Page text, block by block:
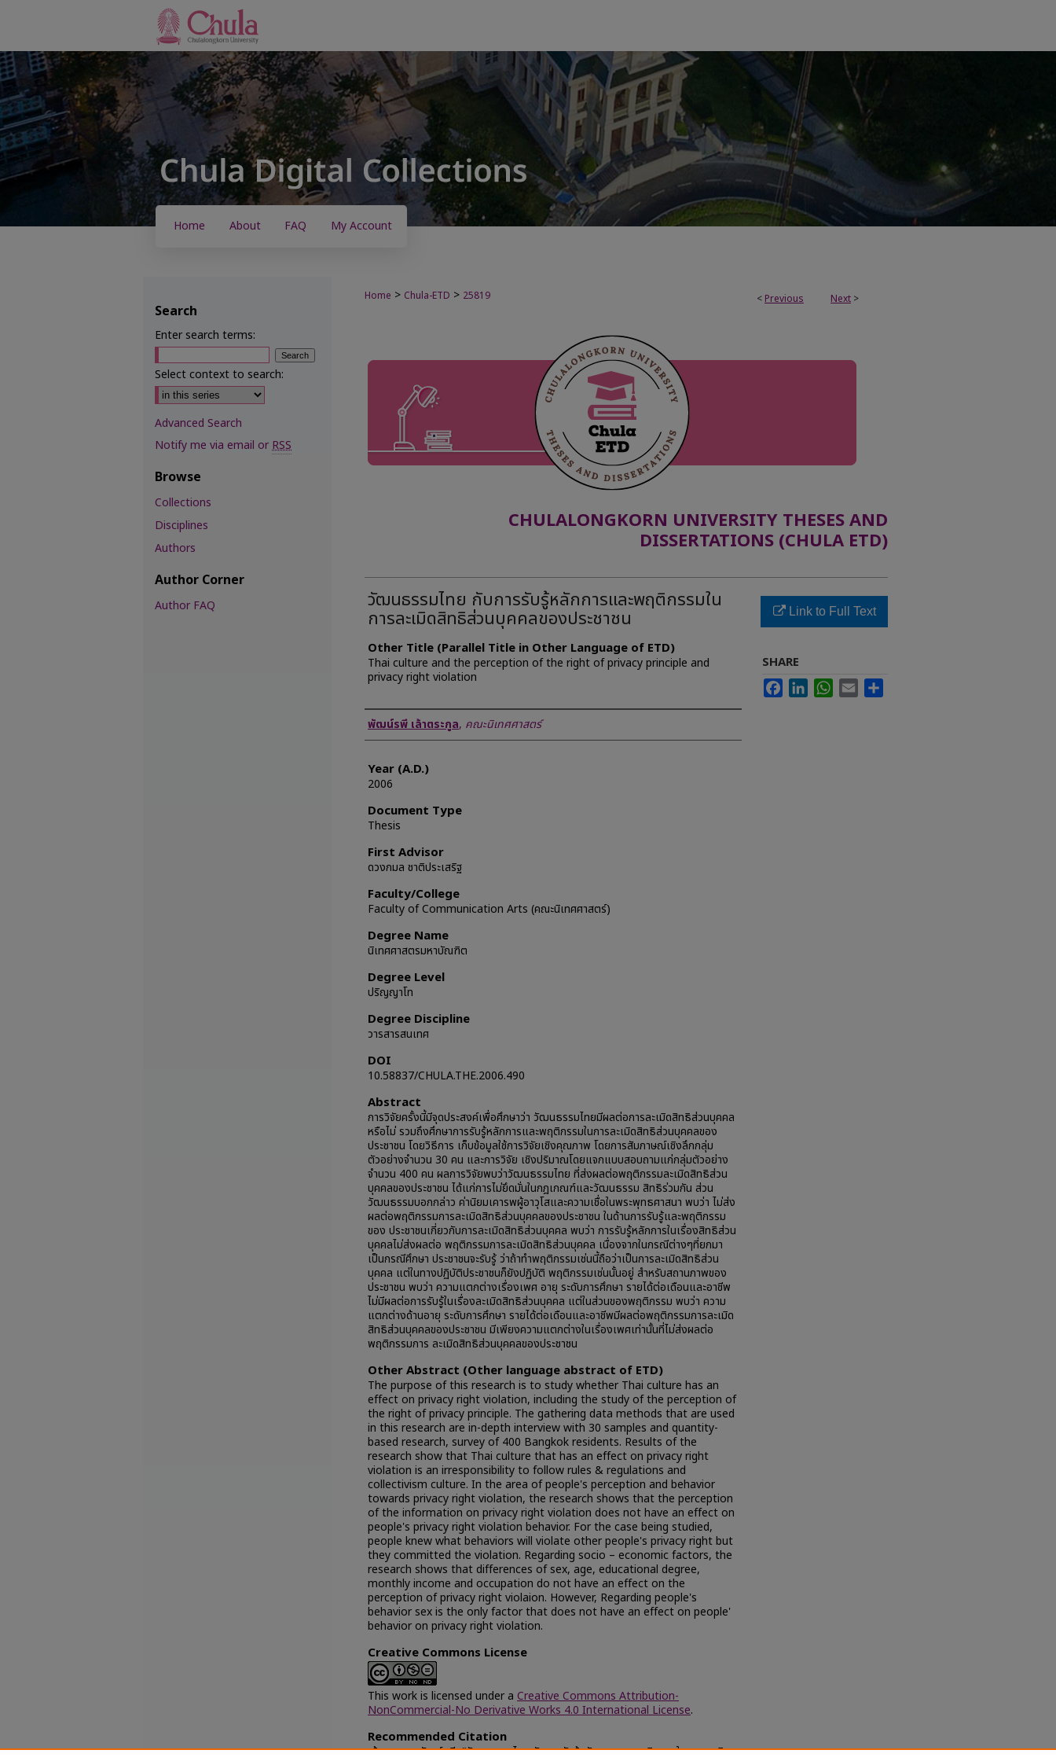
Home About FAQ My Account
< Previous Next >
Home > Chula-ETD > 25819
CHULALONGKORN UNIVERSITY THESES AND
DISSERTATIONS (CHULA ETD)
วัฒนธรรมไทย กับการรับรู้หลักการและพฤติกรรมใน
การละเมิดสิทธิส่วนบุคคลของประชาชน
Other Title (Parallel Title in Other Language of ETD)
Thai culture and the perception of the right of privacy principle and
privacy right violation
Author
พัฒน์รพี เล้าตระกูล, คณะนิเทศศาสตร์
Year (A.D.)
2006
Document Type
Thesis
First Advisor
ดวงกมล ชาติประเสริฐ
Faculty/College
Faculty of Communication Arts (คณะนิเทศศาสตร์)
Degree Name
นิเทศศาสตรมหาบัณฑิต
Degree Level
ปริญญาโท
Degree Discipline
วารสารสนเทศ
DOI
10.58837/CHULA.THE.2006.490
Abstract
การวิจัยครั้งนี้มีจุดประสงค์เพื่อศึกษาว่า วัฒนธรรมไทยมีผลต่อการละเมิดสิทธิส่วนบุคคล
หรือไม่ รวมถึงศึกษาการรับรู้หลักการและพฤติกรรมในการละเมิดสิทธิส่วนบุคคลของ
ประชาชน โดยวิธีการ เก็บข้อมูลใช้การวิจัยเชิงคุณภาพ โดยการสัมภาษณ์เชิงลึกกลุ่ม
ตัวอย่างจำนวน 30 คน และการวิจัย เชิงปริมาณโดยแจกแบบสอบถามแก่กลุ่มตัวอย่าง
จำนวน 400 คน ผลการวิจัยพบว่าวัฒนธรรมไทย ที่ส่งผลต่อพฤติกรรมละเมิดสิทธิส่วน
บุคคลของประชาชน ได้แก่การไม่ยึดมั่นในกฎเกณฑ์และวัฒนธรรม สิทธิร่วมกัน ส่วน
วัฒนธรรมบอกกล่าว ค่านิยมเคารพผู้อาวุโสและความเชื่อในพระพุทธศาสนา พบว่า ไม่ส่ง
ผลต่อพฤติกรรมการละเมิดสิทธิส่วนบุคคลของประชาชน ในด้านการรับรู้และพฤติกรรม
ของ ประชาชนเกี่ยวกับการละเมิดสิทธิส่วนบุคคล พบว่า การรับรู้หลักการในเรื่องสิทธิส่วน
บุคคลไม่ส่งผลต่อ พฤติกรรมการละเมิดสิทธิส่วนบุคคล เนื่องจากในกรณีต่างๆที่ยกมา
เป็นกรณีศึกษา ประชาชนจะรับรู้ ว่าถ้าทำพฤติกรรมเช่นนี้ถือว่าเป็นการละเมิดสิทธิส่วน
บุคคล แต่ในทางปฏิบัติประชาชนก็ยังปฏิบัติ พฤติกรรมเช่นนั้นอยู่ สำหรับสถานภาพของ
ประชาชน พบว่า ความแตกต่างเรื่องเพศ อายุ ระดับการศึกษา รายได้ต่อเดือนและอาชีพ
ไม่มีผลต่อการรับรู้ในเรื่องละเมิดสิทธิส่วนบุคคล แต่ในส่วนของพฤติกรรม พบว่า ความ
แตกต่างด้านอายุ ระดับการศึกษา รายได้ต่อเดือนและอาชีพมีผลต่อพฤติกรรมการละเมิด
สิทธิส่วนบุคคลของประชาชน มีเพียงความแตกต่างในเรื่องเพศเท่านั้นที่ไม่ส่งผลต่อ
พฤติกรรมการ ละเมิดสิทธิส่วนบุคคลของประชาชน
Other Abstract (Other language abstract of ETD)
The purpose of this research is to study whether Thai culture has an
effect on privacy right violation, including the study of the perception of
the right of privacy principle. The gathering data methods that are used
in this research are in-depth interview with 30 samples and quantity-
based research, survey of 400 Bangkok residents. Results of the
research show that Thai culture that has an effect on privacy right
violation is an irresponsibility to follow rules & regulations and
collectivism culture. In the area of people's perception and behavior
towards privacy right violation, the research shows that the perception
of the information on privacy right violation does not have an effect on
people's privacy right violation behavior. For the case being studied,
people knew what behaviors will violate other people's privacy right but
they committed the violation. Regarding socio – economic factors, the
research shows that differences of sex, age, educational degree,
monthly income and occupation do not have an effect on the
perception of privacy right violaion. However, Regarding people's
behavior sex is the only factor that does not have an effect on people'
behavior on privacy right violation.
Creative Commons License
This work is licensed under a Creative Commons Attribution-
NonCommercial-No Derivative Works 4.0 International License.
Recommended Citation
เล้าตระกูล, พัฒน์รพี, "วัฒนธรรมไทย กับการรับรู้หลักการและพฤติกรรมในการละเมิด
Link to Full Text
SHARE
FacebookLinkedInWhatsApp
Email
Search
Enter search terms:
Select context to search:
Advanced Search
Notify me via email orRSS
Browse
Collections
Disciplines
Authors
Author Corner
Author FAQ